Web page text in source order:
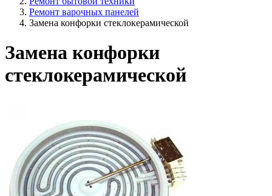
Ремонт варочных панелей
Замена конфорки стеклокерамической
Замена конфорки
стеклокерамической